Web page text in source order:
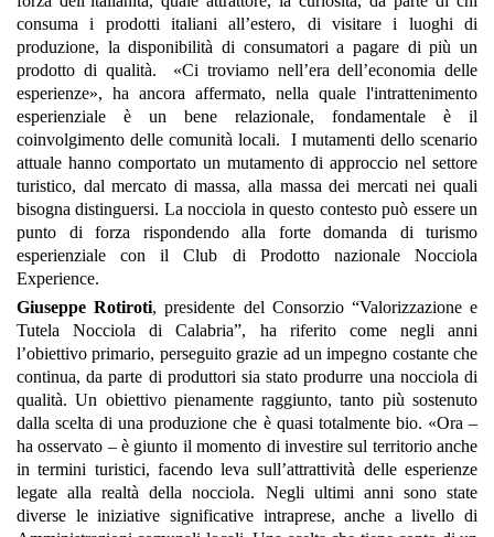
consuma i prodotti italiani all’estero, di visitare i luoghi di
produzione, la disponibilità di consumatori a pagare di più un
prodotto di qualità. «Ci troviamo nell’era dell’economia delle
esperienze», ha ancora affermato, nella quale l'intrattenimento
esperienziale è un bene relazionale, fondamentale è il
coinvolgimento delle comunità locali. I mutamenti dello scenario
attuale hanno comportato un mutamento di approccio nel settore
turistico, dal mercato di massa, alla massa dei mercati nei quali
bisogna distinguersi. La nocciola in questo contesto può essere un
punto di forza rispondendo alla forte domanda di turismo
esperienziale con il Club di Prodotto nazionale Nocciola
Experience.
Giuseppe Rotiroti, presidente del Consorzio “Valorizzazione e
Tutela Nocciola di Calabria”, ha riferito come negli anni
l’obiettivo primario, perseguito grazie ad un impegno costante che
continua, da parte di produttori sia stato produrre una nocciola di
qualità. Un obiettivo pienamente raggiunto, tanto più sostenuto
dalla scelta di una produzione che è quasi totalmente bio. «Ora –
ha osservato – è giunto il momento di investire sul territorio anche
in termini turistici, facendo leva sull’attrattività delle esperienze
legate alla realtà della nocciola. Negli ultimi anni sono state
diverse le iniziative significative intraprese, anche a livello di